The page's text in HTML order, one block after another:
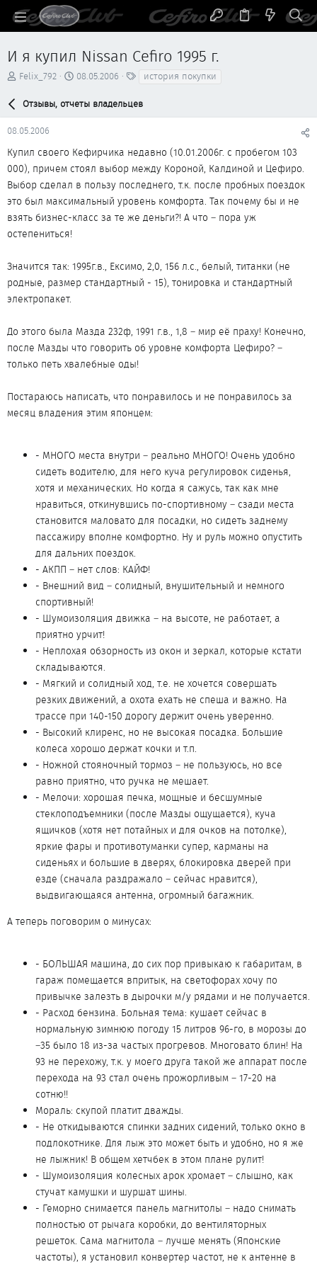
И я купил Nissan Cefiro 1995 г.
А
р
т
е
м
ы
Felix_792
Д
т
ч
а
л
а
08.05.2006
г
история покупки
Отзывы, отчеты владельцев
08.05.2006
Купил своего Кефирчика недавно (10.01.2006г. с пробегом 103
000), причем стоял выбор между Короной, Калдиной и Цефиро.
Выбор сделал в пользу последнего, т.к. после пробных поездок
это был максимальный уровень комфорта. Так почему бы и не
взять бизнес-класс за те же деньги?! А что – пора уж
остепениться!
Значится так: 1995г.в., Ексимо, 2,0, 156 л.с., белый, титанки (не
родные, размер стандартный - 15), тонировка и стандартный
электропакет.
До этого была Мазда 232ф, 1991 г.в., 1,8 – мир её праху! Конечно,
после Мазды что говорить об уровне комфорта Цефиро? –
только петь хвалебные оды!
Постараюсь написать, что понравилось и не понравилось за
месяц владения этим японцем:
- МНОГО места внутри – реально МНОГО! Очень удобно
сидеть водителю, для него куча регулировок сиденья,
хотя и механических. Но когда я сажусь, так как мне
нравиться, откинувшись по-спортивному – сзади места
становится маловато для посадки, но сидеть заднему
пассажиру вполне комфортно. Ну и руль можно опустить
для дальних поездок.
- АКПП – нет слов: КАЙФ!
- Внешний вид – солидный, внушительный и немного
спортивный!
- Шумоизоляция движка – на высоте, не работает, а
приятно урчит!
- Неплохая обзорность из окон и зеркал, которые кстати
складываются.
- Мягкий и солидный ход, т.е. не хочется совершать
резких движений, а охота ехать не спеша и важно. На
трассе при 140-150 дорогу держит очень уверенно.
- Высокий клиренс, но не высокая посадка. Большие
колеса хорошо держат кочки и т.п.
- Ножной стояночный тормоз – не пользуюсь, но все
равно приятно, что ручка не мешает.
- Мелочи: хорошая печка, мощные и бесшумные
стеклоподъемники (после Мазды ощущается), куча
ящичков (хотя нет потайных и для очков на потолке),
яркие фары и противотуманки супер, карманы на
сиденьях и большие в дверях, блокировка дверей при
езде (сначала раздражало – сейчас нравится),
выдвигающаяся антенна, огромный багажник.
А теперь поговорим о минусах:
- БОЛЬШАЯ машина, до сих пор привыкаю к габаритам, в
гараж помещается впритык, на светофорах хочу по
привычке залезть в дырочки м/у рядами и не получается.
- Расход бензина. Больная тема: кушает сейчас в
нормальную зимнюю погоду 15 литров 96-го, в морозы до
–35 было 18 из-за частых прогревов. Многовато блин! На
93 не перехожу, т.к. у моего друга такой же аппарат после
перехода на 93 стал очень прожорливым – 17-20 на
сотню!!
Мораль: скупой платит дважды.
- Не откидываются спинки задних сидений, только окно в
подлокотнике. Для лыж это может быть и удобно, но я же
не лыжник! В общем хетчбек в этом плане рулит!
- Шумоизоляция колесных арок хромает – слышно, как
стучат камушки и шуршат шины.
- Геморно снимается панель магнитолы – надо снимать
полностью от рычага коробки, до вентиляторных
решеток. Сама магнитола – лучше менять (Японские
частоты), я установил конвертер частот, не к антенне в